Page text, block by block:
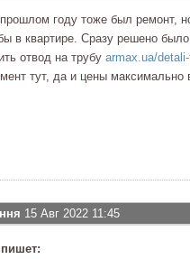
году тоже был ремонт,
в квартире. Сразу решено
отвод на трубу armax.ua/
тут, да и цены максимально
15 Авг 2022 11:45